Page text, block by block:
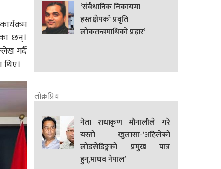
छन्।
गर्दै
थिए।
‘संवैधानिक निकायमा
हस्तक्षेपको प्रवृति
लोकतन्त्रमाथिको प्रहार’
लोक्रप्रिय
नेता राधाकृण मौनालीले गरे
यस्तो खुलासा-‘अहिलेको
लोडसेडिङ्गको प्रमुख पात्र
हुन्,माधव नेपाल’